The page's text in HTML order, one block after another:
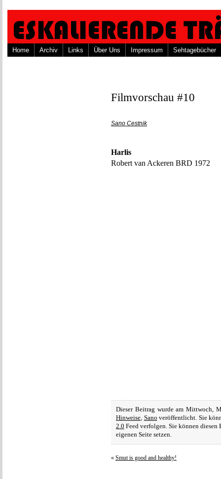
Home Archiv Links Über Uns Impressum Sehtagebücher
Filmvorschau #10
Sano Cestnik
Harlis
Robert van Ackeren BRD 1972
Dieser Beitrag wurde am Mittwoch,
Hinweise, Sano veröffentlicht. Sie
2.0 Feed verfolgen. Sie können diesen
eigenen Seite setzen.
« Smut is good and healthy!